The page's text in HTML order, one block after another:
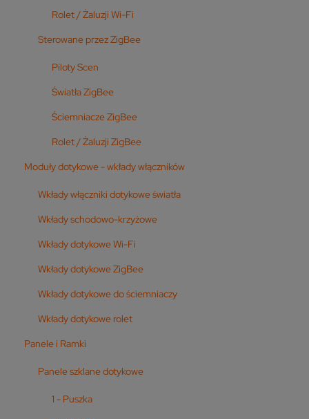
Rolet / Żaluzji Wi-Fi
Sterowane przez ZigBee
Piloty Scen
Światła ZigBee
Ściemniacze ZigBee
Rolet / Żaluzji ZigBee
Moduły dotykowe - wkłady włączników
Wkłady włączniki dotykowe światła
Wkłady schodowo-krzyżowe
Wkłady dotykowe Wi-Fi
Wkłady dotykowe ZigBee
Wkłady dotykowe do ściemniaczy
Wkłady dotykowe rolet
Panele i Ramki
Panele szklane dotykowe
1 - Puszka